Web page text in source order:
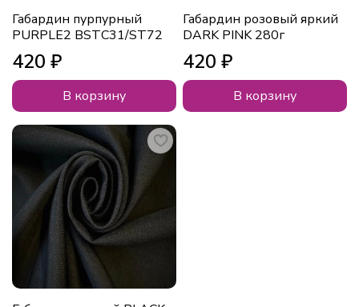
Габардин пурпурный
PURPLE2 BSTС31/ST72
420 ₽
В корзину
Габардин розовый яркий
DARK PINK 280г
420 ₽
В корзину